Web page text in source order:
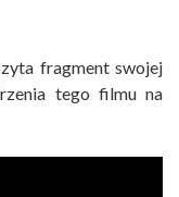
fragment swojej
tego filmu na